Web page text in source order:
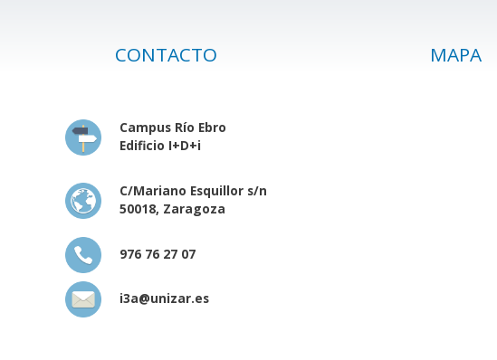
CONTACTO
Campus Río Ebro
Edificio I+D+i
C/Mariano Esquillor s/n
50018, Zaragoza
976 76 27 07
i3a@unizar.es
MAPA